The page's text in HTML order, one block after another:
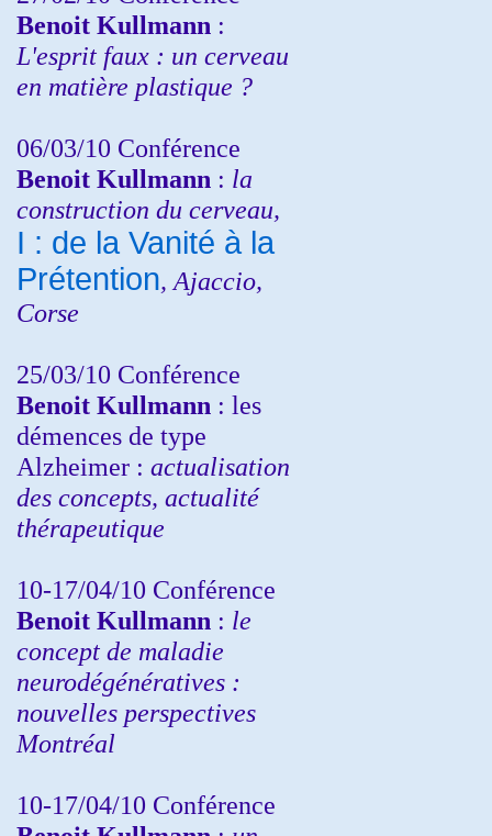
Benoit Kullmann :
L'esprit faux : un cerveau
en matière plastique ?
06/03/10 Conférence
Benoit Kullmann : la
construction du cerveau,
I : de la Vanité à la
Prétention, Ajaccio,
Corse
25/03/10 Conférence
Benoit Kullmann : les
démences de type
Alzheimer : actualisation
des concepts, actualité
thérapeutique
10-17/04/10 Conférence
Benoit Kullmann : le
concept de maladie
neurodégénératives :
nouvelles perspectives
Montréal
10-17/04/10 Conférence